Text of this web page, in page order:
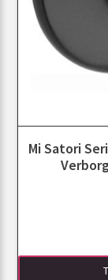
Mi Satori